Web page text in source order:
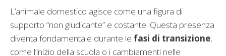
L’animale domestico agisce come una figura di
supporto “non giudicante” e costante. Questa presenza
diventa fondamentale durante le fasi di transizione,
come l’inizio della scuola o i cambiamenti nelle